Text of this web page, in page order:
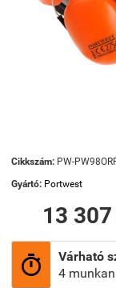
Cikkszám: PW-
Gyártó: Portwest
13

Várható
4